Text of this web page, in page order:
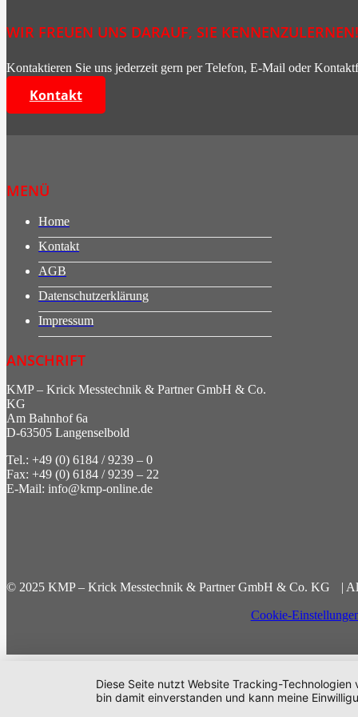
WIR FREUEN UNS DARAUF, SIE KENNENZULERNEN!
Kontaktieren Sie uns jederzeit gern per Telefon, E-Mail oder
Kontakt
MENÜ
Home
Kontakt
AGB
Datenschutzerklärung
Impressum
ANSCHRIFT
KMP – Krick Messtechnik & Partner GmbH & Co.
KG
Am Bahnhof 6a
D-63505 Langenselbold
Tel.: +49 (0) 6184 / 9239 – 0
Fax: +49 (0) 6184 / 9239 – 22
E-Mail: info@kmp-online.de
© 2025 KMP – Krick Messtechnik & Partner GmbH & Co. KG |
Cookie-
Diese Seite nutzt Website Tracking-
bin damit einverstanden und kann meine